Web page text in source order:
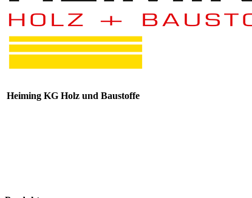
Heiming KG Holz und Baustoffe